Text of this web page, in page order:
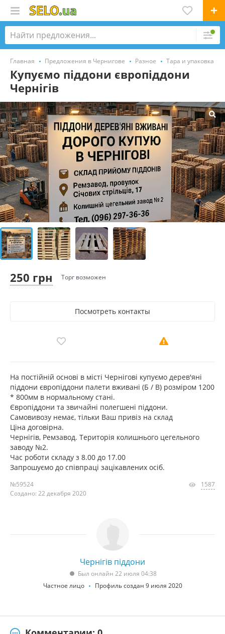
Главная Предложения в Чернигове Разное Тара и упаковка
Купуємо піддони європіддони
Чернігів
250 грн Торг возможен
Посмотреть контакты
На постійній основі в місті Чернігові купуємо дерев'яні
піддони європіддони палети вживані (Б / В) розміром 1200
* 800мм в нормальному стані.
Європіддони та звичайні полегшені піддони.
Самовивозу немає, тільки Ваш привіз на склад
Ціна договірна.
Чернігів, Ремзавод. Територія колишнього цегельного
заводу №2.
Час роботи складу з 8.00 до 17.00
Запрошуємо до співпраці зацікавлених осіб.
№59524
Создано: 22 декабря 2020
1587
Чернігів піддони
Был онлайн 22 июля 04:38
Частное лицо
Профиль создан 9 июля 2020